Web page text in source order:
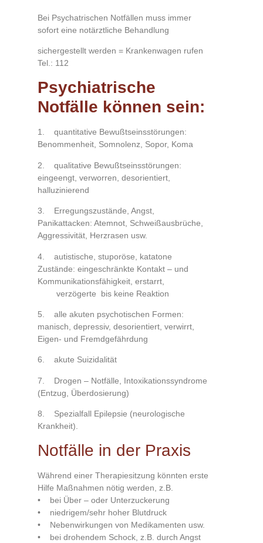
Bei Psychatrischen Notfällen muss immer
sofort eine notärztliche Behandlung
sichergestellt werden = Krankenwagen rufen
Tel.: 112
Psychiatrische
Notfälle können sein:
1. quantitative Bewußtseinsstörungen:
Benommenheit, Somnolenz, Sopor, Koma
2. qualitative Bewußtseinsstörungen:
eingeengt, verworren, desorientiert,
halluzinierend
3. Erregungszustände, Angst,
Panikattacken: Atemnot, Schweißausbrüche,
Aggressivität, Herzrasen usw.
4. autistische, stuporöse, katatone
Zustände: eingeschränkte Kontakt – und
Kommunikationsfähigkeit, erstarrt,
verzögerte bis keine Reaktion
5. alle akuten psychotischen Formen:
manisch, depressiv, desorientiert, verwirrt,
Eigen- und Fremdgefährdung
6. akute Suizidalität
7. Drogen – Notfälle, Intoxikationssyndrome
(Entzug, Überdosierung)
8. Spezialfall Epilepsie (neurologische
Krankheit).
Notfälle in der Praxis
Während einer Therapiesitzung könnten erste
Hilfe Maßnahmen nötig werden, z.B.
• bei Über – oder Unterzuckerung
• niedrigem/sehr hoher Blutdruck
• Nebenwirkungen von Medikamenten usw.
• bei drohendem Schock, z.B. durch Angst